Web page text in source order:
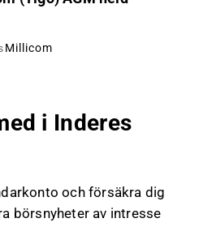
Millicom
i Inderes
och försäkra dig
börsnyheter av intresse